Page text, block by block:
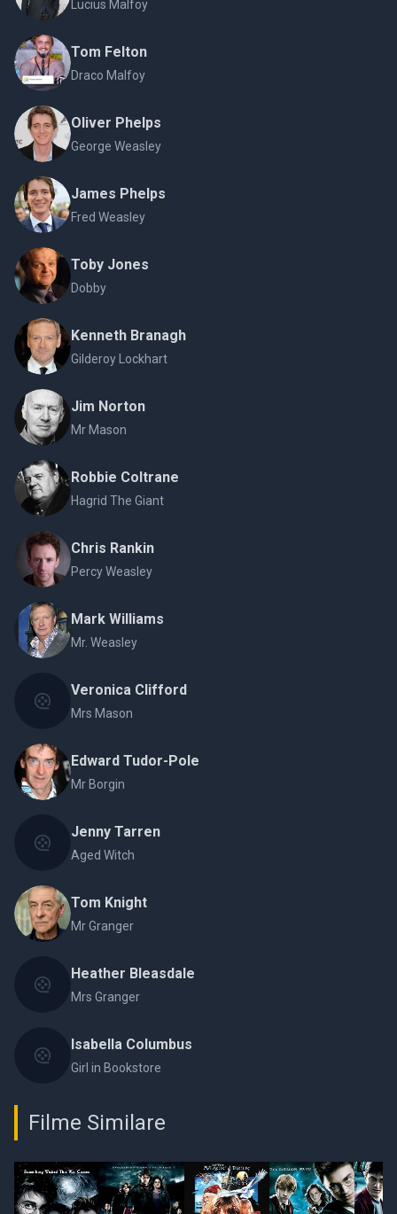
Lucius Malfoy
Tom Felton
Draco Malfoy
Oliver Phelps
George Weasley
James Phelps
Fred Weasley
Toby Jones
Dobby
Kenneth Branagh
Gilderoy Lockhart
Jim Norton
Mr Mason
Robbie Coltrane
Hagrid The Giant
Chris Rankin
Percy Weasley
Mark Williams
Mr. Weasley
Veronica Clifford
Mrs Mason
Edward Tudor-Pole
Mr Borgin
Jenny Tarren
Aged Witch
Tom Knight
Mr Granger
Heather Bleasdale
Mrs Granger
Isabella Columbus
Girl in Bookstore
Filme Similare